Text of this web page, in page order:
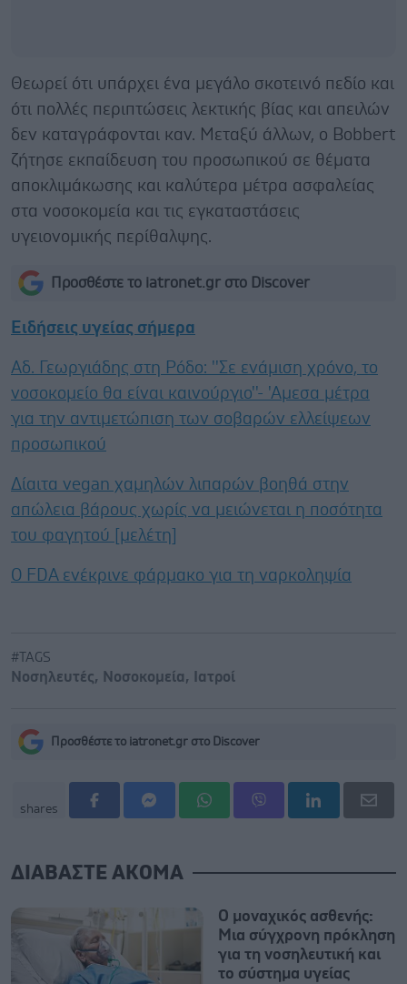
Θεωρεί ότι υπάρχει ένα μεγάλο σκοτεινό πεδίο και
ότι πολλές περιπτώσεις λεκτικής βίας και απειλών
δεν καταγράφονται καν. Μεταξύ άλλων, ο Bobbert
ζήτησε εκπαίδευση του προσωπικού σε θέματα
αποκλιμάκωσης και καλύτερα μέτρα ασφαλείας
στα νοσοκομεία και τις εγκαταστάσεις
υγειονομικής περίθαλψης.
Προσθέστε το iatronet.gr στο Discover
Ειδήσεις υγείας σήμερα
Αδ. Γεωργιάδης στη Ρόδο: ''Σε ενάμιση χρόνο, το
νοσοκομείο θα είναι καινούργιο''- 'Αμεσα μέτρα
για την αντιμετώπιση των σοβαρών ελλείψεων
προσωπικού
Δίαιτα vegan χαμηλών λιπαρών βοηθά στην
απώλεια βάρους χωρίς να μειώνεται η ποσότητα
του φαγητού [μελέτη]
Ο FDA ενέκρινε φάρμακο για τη ναρκοληψία
#TAGS
Νοσηλευτές, Νοσοκομεία, Ιατροί
Προσθέστε το iatronet.gr στο Discover
shares
ΔΙΑΒΑΣΤΕ ΑΚΟΜΑ
Ο μοναχικός ασθενής:
Μια σύγχρονη πρόκληση
για τη νοσηλευτική και
το σύστημα υγείας